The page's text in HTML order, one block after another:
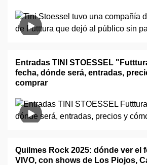
Entradas TINI STOESSEL
fecha, dónde será, entradas,
comprar
Quilmes Rock 2025: dónde ver el
VIVO, con shows de Los Piojos,